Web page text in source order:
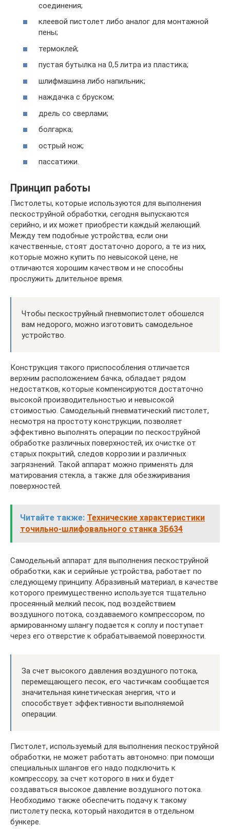
соединения;
клеевой пистолет либо аналог для монтажной
пены;
термоклей;
пустая бутылка на 0,5 литра из пластика;
шлифмашина либо напильник;
наждачка с бруском;
дрель со сверлами;
болгарка;
острый нож;
пассатижи.
Принцип работы
Пистолеты, которые используются для выполнения
пескоструйной обработки, сегодня выпускаются
серийно, и их может приобрести каждый желающий.
Между тем подобные устройства, если они
качественные, стоят достаточно дорого, а те из них,
которые можно купить по невысокой цене, не
отличаются хорошим качеством и не способны
прослужить длительное время.
Чтобы пескоструйный пневмопистолет обошелся
вам недорого, можно изготовить самодельное
устройство.
Конструкция такого приспособления отличается
верхним расположением бачка, обладает рядом
недостатков, которые компенсируются достаточно
высокой производительностью и невысокой
стоимостью. Самодельный пневматический пистолет,
несмотря на простоту конструкции, позволяет
эффективно выполнять операции по пескоструйной
обработке различных поверхностей, их очистке от
старых покрытий, следов коррозии и различных
загрязнений. Такой аппарат можно применять для
матирования стекла, а также для обезжиривания
поверхностей.
Читайте также: Технические характеристики
точильно-шлифовального станка 3Б634
Самодельный аппарат для выполнения пескоструйной
обработки, как и серийные устройства, работает по
следующему принципу. Абразивный материал, в качестве
которого преимущественно используется тщательно
просеянный мелкий песок, под воздействием
воздушного потока, создаваемого компрессором, по
армированному шлангу подается к соплу и поступает
через его отверстие к обрабатываемой поверхности.
За счет высокого давления воздушного потока,
перемещающего песок, его частичкам сообщается
значительная кинетическая энергия, что и
способствует эффективности выполняемой
операции.
Пистолет, используемый для выполнения пескоструйной
обработки, не может работать автономно: при помощи
специальных шлангов его надо подключить к
компрессору, за счет которого в них и будет
создаваться высокое давление воздушного потока.
Необходимо также обеспечить подачу к такому
пистолету песка, который находится в отдельном
бункере.